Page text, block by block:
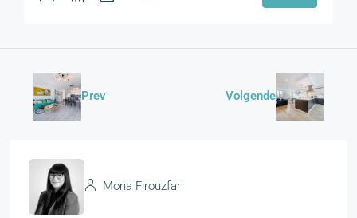
Prev Volgende
Mona Firouzfar